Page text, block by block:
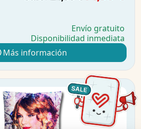
Envío gratuito
Disponibilidad inmediata
Más información